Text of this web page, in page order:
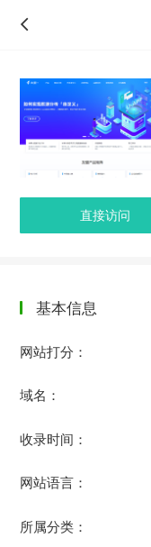
直接访问
基本信息
网站打分：
域名：
收录时间：
网站语言：
所属分类：